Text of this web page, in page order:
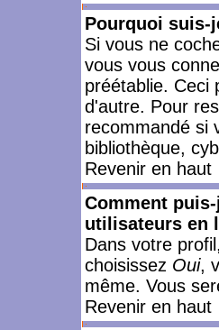
Pourquoi suis-
Si vous ne
vous vous
préétablie. Ceci
d'autre. Pour
recommandé si
bibliothèque,
Revenir en haut
Comment
utilisateurs en
Dans votre
choisissez Oui,
même. Vous
Revenir en haut